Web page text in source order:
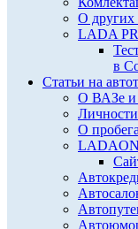
О других
LADA
в
Статьи на
О ВАЗе и
О